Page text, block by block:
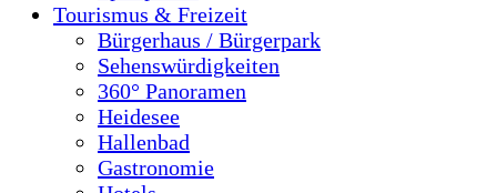
Tourismus & Freizeit
Bürgerhaus / Bürgerpark
Sehenswürdigkeiten
360° Panoramen
Heidesee
Hallenbad
Gastronomie